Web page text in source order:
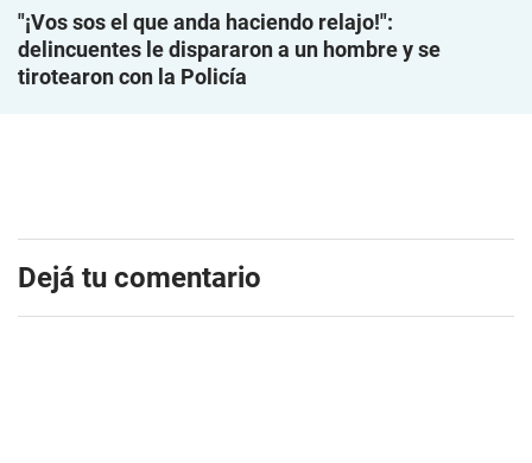
"¡Vos sos el que anda haciendo relajo!":
delincuentes le dispararon a un hombre y se
tirotearon con la Policía
Dejá tu comentario